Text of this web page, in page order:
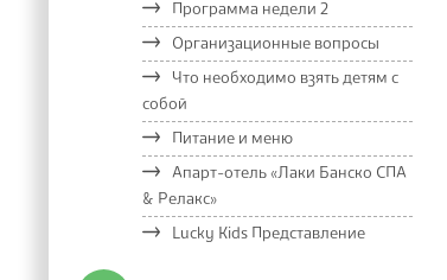
Программа недели 2
Организационные вопросы
Что необходимо взять детям с
собой
Питание и меню
Апарт-отель «Лаки Банско СПА
& Релакс»
Lucky Kids Представление